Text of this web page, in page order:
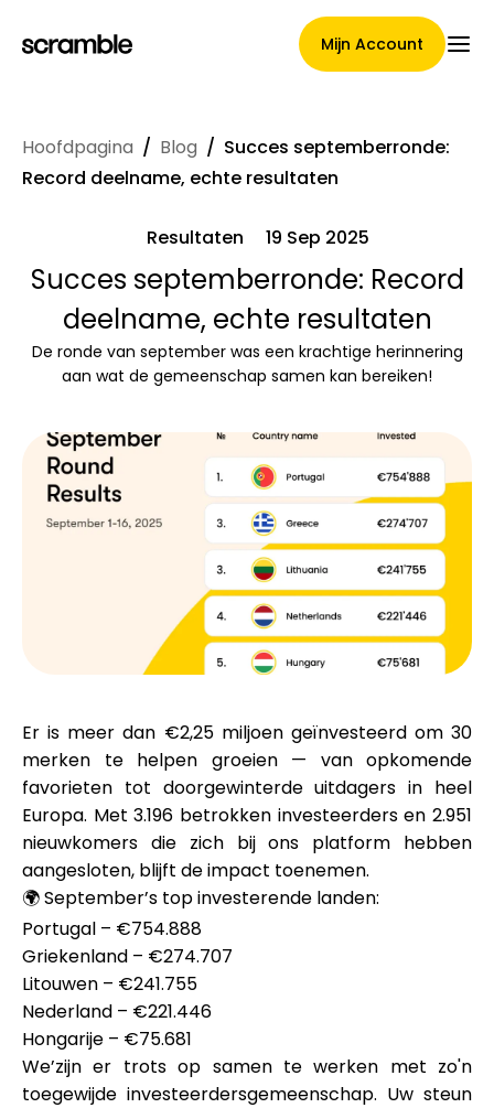
Mijn Account
Hoofdpagina
Voorwaarden voor
claimtoewijzing
Merkselectie
Rekenmachines
Rondegeschiedenis
Blog
Neem contact op
Hoofdpagina / Blog / Succes septemberronde:
Record deelname, echte resultaten
Resultaten 19 Sep 2025
Succes septemberronde: Record
deelname, echte resultaten
De ronde van september was een krachtige herinnering
aan wat de gemeenschap samen kan bereiken!
Er is meer dan €2,25 miljoengeïnvesteerd om 30
merken te helpen groeien — van opkomende
favorieten tot doorgewinterde uitdagers in heel
Europa. Met3.196 betrokken investeerdersen2.951
nieuwkomers die zich bij ons platform hebben
aangesloten, blijft de impact toenemen.
🌍 September’s top investerende landen:
Portugal – €754.888
Griekenland – €274.707
Litouwen – €241.755
Nederland – €221.446
Hongarije – €75.681
We’zijn er trots op samen te werken met zo'n
toegewijde investeerdersgemeenschap. Uw steun